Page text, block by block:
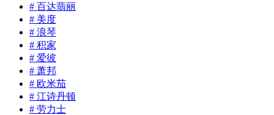
# 百达翡丽
# 美度
# 浪琴
# 积家
# 爱彼
# 萧邦
# 欧米茄
# 江诗丹顿
# 劳力士